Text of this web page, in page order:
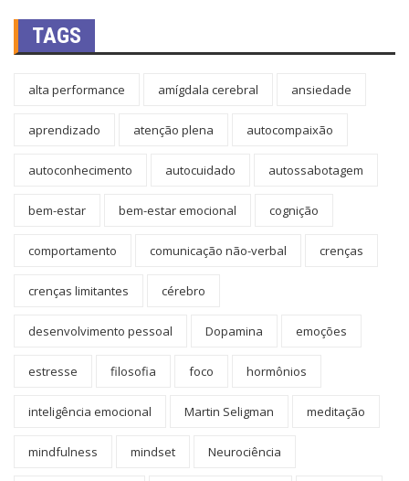
TAGS
alta performance amígdala cerebral ansiedade
aprendizado atenção plena autocompaixão
autoconhecimento autocuidado autossabotagem
bem-estar bem-estar emocional cognição
comportamento comunicação não-verbal crenças
crenças limitantes cérebro
desenvolvimento pessoal Dopamina emoções
estresse filosofia foco hormônios
inteligência emocional Martin Seligman meditação
mindfulness mindset Neurociência